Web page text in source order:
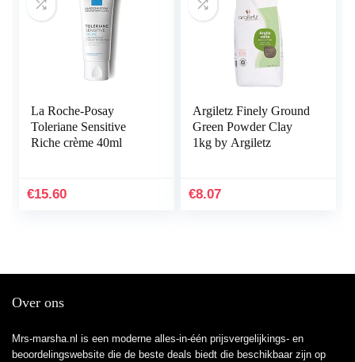
La Roche-Posay
Toleriane Sensitive
Riche crème 40ml
€15.60
Argiletz Finely Ground
Green Powder Clay
1kg by Argiletz
€8.07
Over ons
Mrs-marsha.nl is een moderne alles-in-één prijsvergelijkings- en
beoordelingswebsite die de beste deals biedt die beschikbaar zijn op